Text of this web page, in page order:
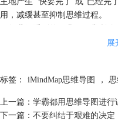
用，减缓甚至抑制思维过程。
写格式以及直线性的表达方式
1．只记忆相关的词可以节省时
2．只读相关的词可节省时时间：
3．复习思维导图笔记可节省时
4．不必在不需要的词汇中寻找
展
标签： iMindMap思维导图 ，
上一篇： 学霸都用思维导图进行
下一篇： 不要纠结于艰难的决定